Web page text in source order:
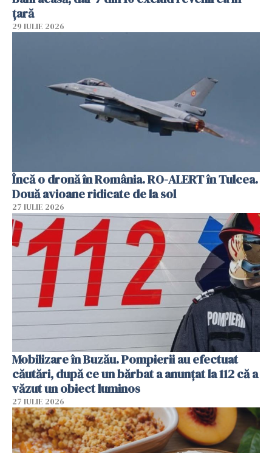
țară
29 IULIE 2026
Încă o dronă în România. RO-ALERT în Tulcea.
Două avioane ridicate de la sol
27 IULIE 2026
Mobilizare în Buzău. Pompierii au efectuat
căutări, după ce un bărbat a anunțat la 112 că a
văzut un obiect luminos
27 IULIE 2026